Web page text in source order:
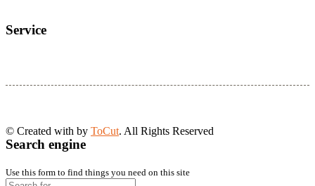
Service
© Created with by ToCut. All Rights Reserved
Search engine
Use this form to find things you need on this site